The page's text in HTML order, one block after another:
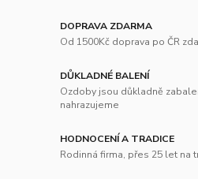
DOPRAVA ZDARMA
Od 1500Kč doprava po ČR
DŮKLADNÉ BALENÍ
Ozdoby jsou důkladně
nahrazujeme
HODNOCENÍ A TRADICE
Rodinná firma, přes 25 let na